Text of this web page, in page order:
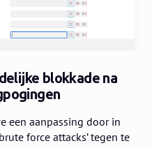
blokkade na
een aanpassing door in
force attacks’ tegen te